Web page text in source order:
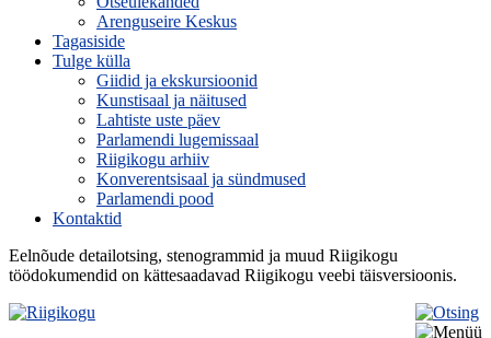
Arenguseire Keskus
Tagasiside
Tulge külla
Giidid ja ekskursioonid
Kunstisaal ja näitused
Lahtiste uste päev
Parlamendi lugemissaal
Riigikogu arhiiv
Konverentsisaal ja sündmused
Parlamendi pood
Kontaktid
Eelnõude detailotsing, stenogrammid ja muud Riigikogu
töödokumendid on kättesaadavad Riigikogu veebi täisversioonis.